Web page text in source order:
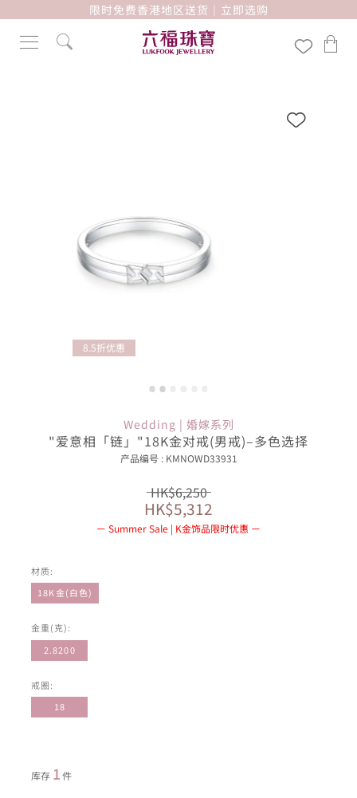
限时免费香港地区送货｜立即选购
8.5折优惠
Wedding | 婚嫁系列
"爱意相「链」"18K金对戒(男戒)–多色选择
产品编号 : KMNOWD33931
HK$6,250
HK$5,312
Summer Sale | K金饰品限时优惠
材质:
18K金(白色)
金重(克):
2.8200
戒圈:
18
库存 1件